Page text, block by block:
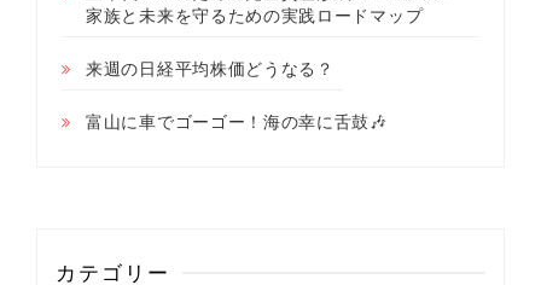
家族と未来を守るための実践ロードマップ
来週の日経平均株価どうなる？
富山に車でゴーゴー！海の幸に舌鼓🎶
カテゴリー